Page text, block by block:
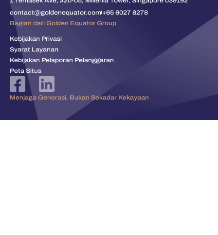
contact@goldenequator.com +65 6027 8278
Bagian dari Golden Equator Group
Kebijakan Privasi
Syarat Layanan
Kebijakan Pelaporan Pelanggaran
Peta Situs
Menjaga Generasi, Bukan Sekadar Kekayaan